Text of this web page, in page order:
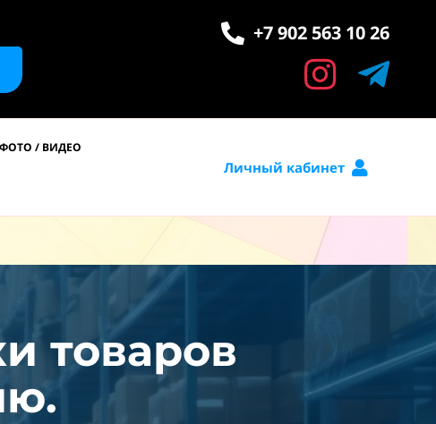
+7 902 563 10 26
ФОТО / ВИДЕО
Личный кабинет
товаров